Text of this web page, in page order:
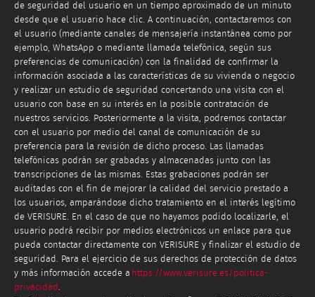
de seguridad del usuario en un tiempo aproximado de un minuto
desde que el usuario hace clic. A continuación, contactaremos con
el usuario (mediante canales de mensajería instantánea como por
ejemplo, WhatsApp o mediante llamada telefónica, según sus
preferencias de comunicación) con la finalidad de confirmar la
información asociada a las características de su vivienda o negocio
y realizar un estudio de seguridad concertando una visita con el
usuario con base en su interés en la posible contratación de
nuestros servicios. Posteriormente a la visita, podremos contactar
con el usuario por medio del canal de comunicación de su
preferencia para la revisión de dicho proceso. Las llamadas
telefónicas podrán ser grabadas y almacenadas junto con las
transcripciones de las mismas. Estas grabaciones podrán ser
auditadas con el fin de mejorar la calidad del servicio prestado a
los usuarios, amparándose dicho tratamiento en el interés legítimo
de VERISURE. En el caso de que no hayamos podido localizarle, el
usuario podrá recibir por medios electrónicos un enlace para que
pueda contactar directamente con VERISURE y finalizar el estudio de
seguridad. Para el ejercicio de sus derechos de protección de datos
y más información accede a https://www.verisure.es/politica-
privacidad.